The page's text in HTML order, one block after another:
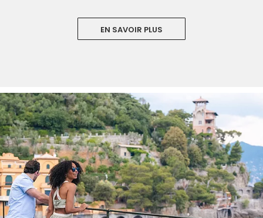
EN SAVOIR PLUS